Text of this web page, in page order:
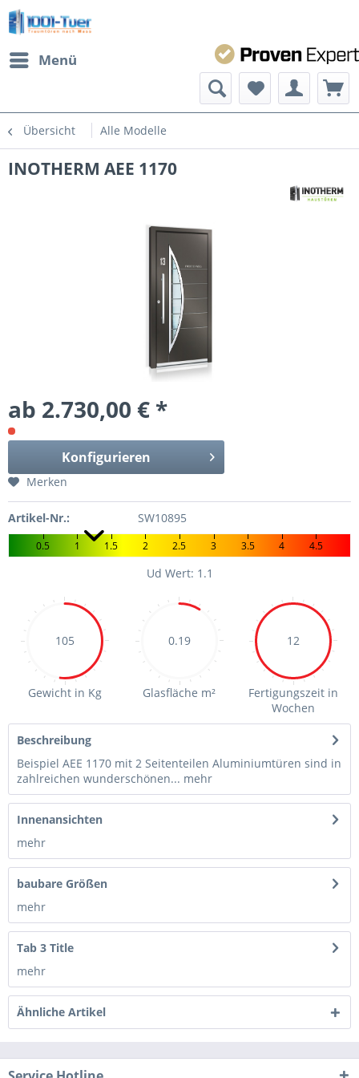
Menü
Übersicht Alle Modelle
INOTHERM AEE 1170
ab 2.730,00 € *
Konfigurieren
Merken
Artikel-Nr.: SW10895
0.5 1 1.5 2 2.5 3 3.5 4 4.5
Ud Wert: 1.1
105
Gewicht in Kg
0.19
Glasfläche m²
12
Fertigungszeit in
Wochen
Beschreibung
Beispiel AEE 1170 mit 2 Seitenteilen Aluminiumtüren sind in
zahlreichen wunderschönen... mehr
Innenansichten
mehr
baubare Größen
mehr
Tab 3 Title
mehr
Ähnliche Artikel